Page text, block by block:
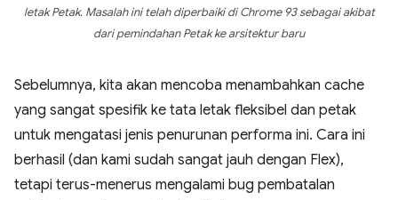
letak Petak. Masalah ini telah diperbaiki di Chrome 93 sebagai akibat
dari pemindahan Petak ke arsitektur baru
Sebelumnya, kita akan mencoba menambahkan cache
yang sangat spesifik ke tata letak fleksibel dan petak
untuk mengatasi jenis penurunan performa ini. Cara ini
berhasil (dan kami sudah sangat jauh dengan Flex),
tetapi terus-menerus mengalami bug pembatalan